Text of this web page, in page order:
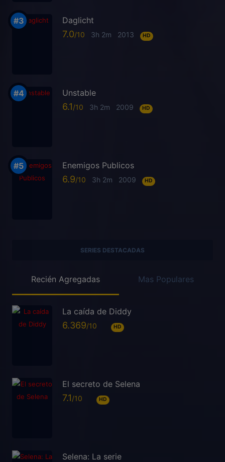
Daglicht
7.0 3h 2m 2013 HD
Unstable
6.1 3h 2m 2009 HD
Enemigos Publicos
6.9 3h 2m 2009 HD
SERIES DESTACADAS
Recién Agregadas Mas Populares
La caída de Diddy
6.369 HD
El secreto de Selena
7.1 HD
Selena: La serie